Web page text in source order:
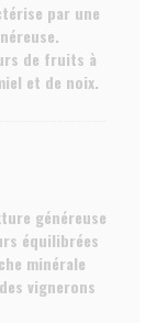
par une
de fruits à
et de noix.
généreuse
équilibrées
minérale
vignerons